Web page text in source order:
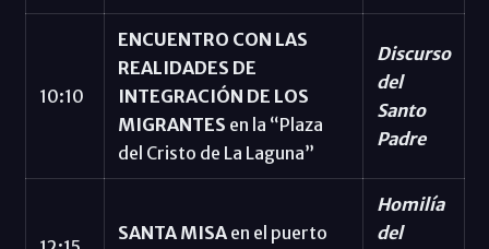
10:10
ENCUENTRO CON LAS
REALIDADES DE
INTEGRACIÓN DE LOS
MIGRANTES en la “Plaza
del Cristo de La Laguna”
Discurso
del
Santo
Padre
SANTA MISAen el puerto
Homilía
del